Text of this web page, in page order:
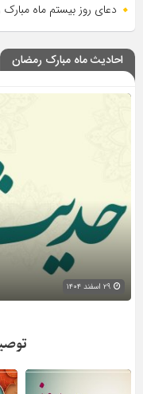
دعای روز بیستم ماه
احادیث ماه مبارک رمضان